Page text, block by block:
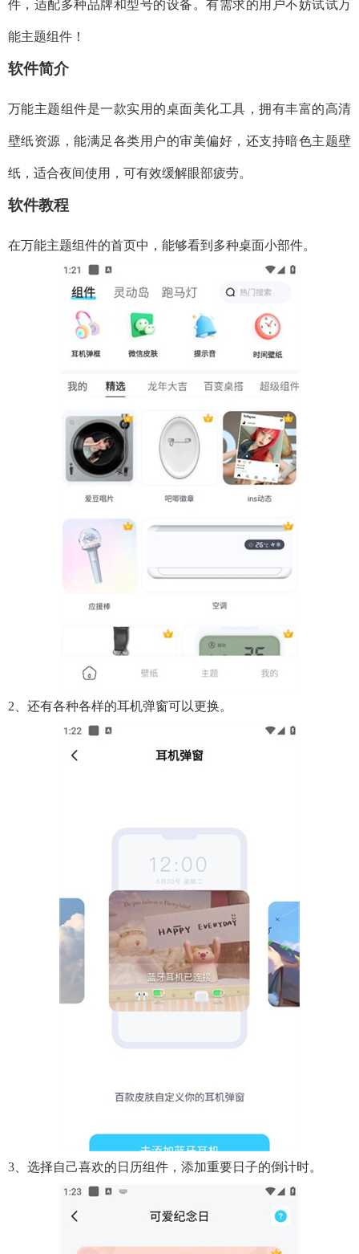
件，适配多种品牌和型号的设备。有需求的用户不妨试试万
能主题组件！
软件简介
万能主题组件是一款实用的桌面美化工具，拥有丰富的高清
壁纸资源，能满足各类用户的审美偏好，还支持暗色主题壁
纸，适合夜间使用，可有效缓解眼部疲劳。
软件教程
在万能主题组件的首页中，能够看到多种桌面小部件。
2、还有各种各样的耳机弹窗可以更换。
3、选择自己喜欢的日历组件，添加重要日子的倒计时。